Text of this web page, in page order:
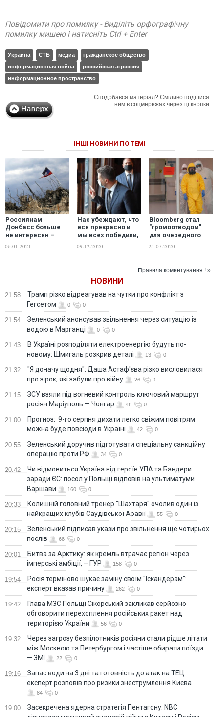
Повідомити про помилку - Виділіть орфографічну
помилку мишею і натисніть Ctrl + Enter
Украина СТБ медиа
гражданское общество
информационная война
российская агрессия
информационное пространство
Сподобався матеріал? Сміливо поділися
ним в соцмережах через ці кнопки
ІНШІ НОВИНИ ПО ТЕМІ
Россиянам
Донбасс больше
не интересен –
усилия
06.01.2021
Нас убеждают, что
все прекрасно и
мы всех победили,
заметили этого –
09.12.2020
Bloomberg стал
"громоотводом"
для очередного
21.07.2020
Правила коментування ! »
НОВИНИ
21:58
Трамп різко відреагував на чутки про конфлікт з
Гегсетом
0 0
21:54
Зеленський анонсував звільнення через ситуацію із
водою в Марганці
0 0
21:43
В Україні розподіляти електроенергію будуть по-
новому: Шмигаль розкрив деталі
13 0
21:32
"Я доначу щодня": Даша Астаф'єва різко висловилася
про зірок, які забули про війну
26 0
21:15
ЗСУ взяли під вогневий контроль ключовий маршрут
росіян Маріуполь — Чонгар
48 0
21:00
Прогноз: 9-го серпня дихати легко свіжим повітрям
можна буде повсюди в Україні
42 0
20:55
Зеленський доручив підготувати спеціальну санкційну
операцію проти РФ
34 0
20:42
Чи відмовиться Україна від героїв УПА та Бандери
заради ЄС: посол у Польщі відповів на ультиматуми
Варшави
160 0
20:33
Колишній головний тренер "Шахтаря" очолив один із
найкращих клубів Саудівської Аравії
55 0
20:15
Зеленський підписав укази про звільнення ще чотирьох
послів
68 0
20:01
Битва за Арктику: як кремль втрачає регіон через
імперські амбіції, – ГУР
158 0
19:54
Росія терміново шукає заміну своїм "Іскандерам":
експерт вказав причину
262 0
19:42
Глава МЗС Польщі Сікорський закликав серйозно
обговорити перехоплення російських ракет над
територією України
56 0
19:32
Через загрозу безпілотників росіяни стали рідше літати
між Москвою та Петербургом і частіше обирати поїзди
— ЗМІ
22 0
19:16
Запас води на 3 дні та готовність до атак на ТЕЦ:
експерт розповів про ризики знеструмлення Києва
84 0
19:00
Засекречена ядерна стратегія Пентагону: NBC